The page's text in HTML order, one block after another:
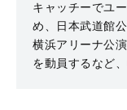
キャッチーでユ
め、日本武道館
横浜アリーナ公
を動員するなど